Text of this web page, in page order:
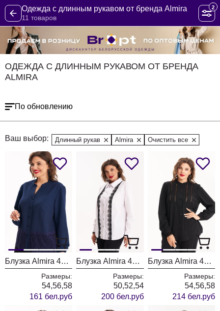
Одежда с длинным рукавом от бренда Almira
11 товаров
2
ОДЕЖДА С ДЛИННЫМ РУКАВОМ ОТ БРЕНДА
ALMIRA
По обновлению
Ваш выбор: Длинный рукав Almira Очистить все
Блузка Almira 475 синий
Размеры:
54,56,58
161 бел.руб
Блузка Almira 474 белый
Размеры:
50,52,54
200 бел.руб
Блузка Almira 473 черный
Размеры:
54,56,58
214 бел.руб